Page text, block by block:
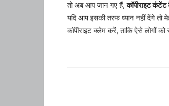
तो अब आप जान गए हैं,कॉपीराइट
यदि आप इसकी तरफ ध्यान नहीं देंगे तो
कॉपीराइट क्लेम करें, ताकि ऐसे लोगों